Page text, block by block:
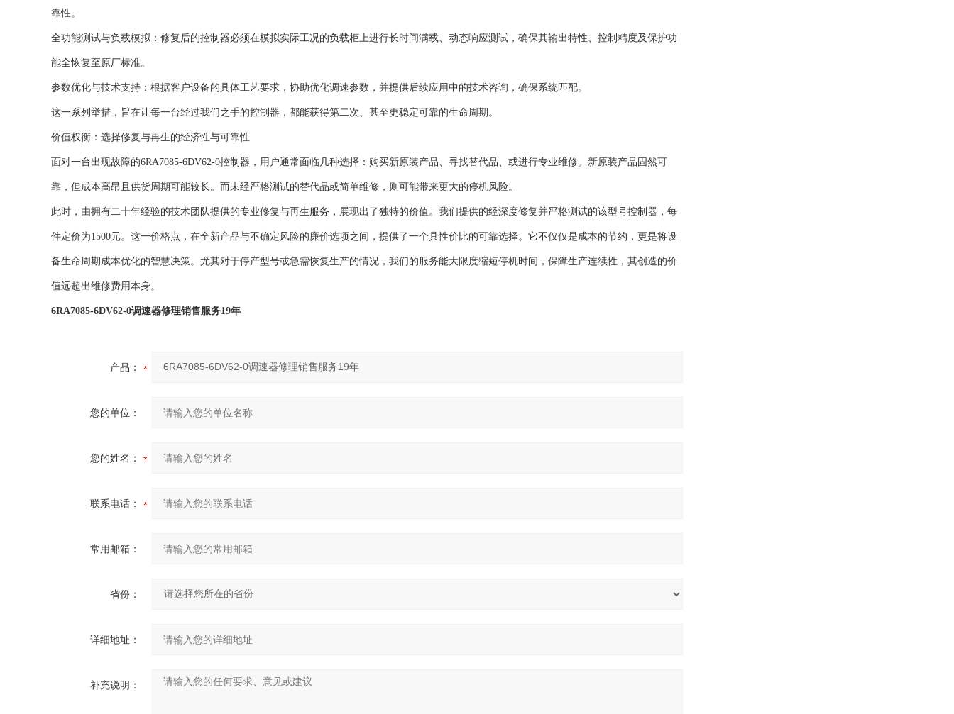
靠性。
全功能测试与负载模拟：修复后的控制器必须在模拟实际工况的负载柜上进行长时间满载、动态响应测试，确保其输出特性、控制精度及保护功
能全恢复至原厂标准。
参数优化与技术支持：根据客户设备的具体工艺要求，协助优化调速参数，并提供后续应用中的技术咨询，确保系统匹配。
这一系列举措，旨在让每一台经过我们之手的控制器，都能获得第二次、甚至更稳定可靠的生命周期。
价值权衡：选择修复与再生的经济性与可靠性
面对一台出现故障的6RA7085-6DV62-0控制器，用户通常面临几种选择：购买新原装产品、寻找替代品、或进行专业维修。新原装产品固然可
靠，但成本高昂且供货周期可能较长。而未经严格测试的替代品或简单维修，则可能带来更大的停机风险。
此时，由拥有二十年经验的技术团队提供的专业修复与再生服务，展现出了独特的价值。我们提供的经深度修复并严格测试的该型号控制器，每
件定价为1500元。这一价格点，在全新产品与不确定风险的廉价选项之间，提供了一个具性价比的可靠选择。它不仅仅是成本的节约，更是将设
备生命周期成本优化的智慧决策。尤其对于停产型号或急需恢复生产的情况，我们的服务能大限度缩短停机时间，保障生产连续性，其创造的价
值远超出维修费用本身。
6RA7085-6DV62-0调速器修理销售服务19年
产品：
您的单位：
您的姓名：
联系电话：
常用邮箱：
省份：
详细地址：
补充说明：